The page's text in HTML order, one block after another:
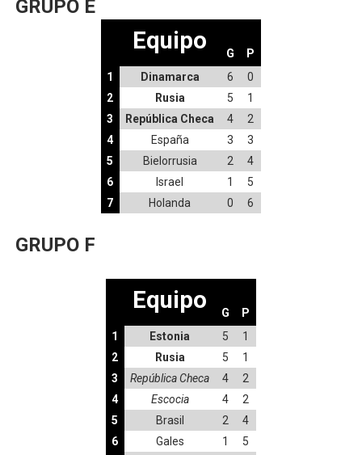
GRUPO E
Equipo G P
1 Dinamarca 6
0
2
Rusia 5
1
3
República Checa 4
2
4
España 3
3
5
Bielorrusia 2
4
6
Israel 1
5
7
Holanda 0 6
GRUPO F
Equipo G P
1 Estonia 5
1
2
Rusia 5
1
3
República Checa 4
2
4
Escocia 4
2
5
Brasil 2
4
6
Gales 1
5